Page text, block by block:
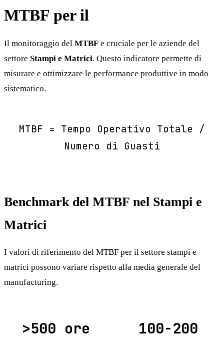
MTBF per il
Il monitoraggio del MTBF e cruciale per le aziende del
settore Stampi e Matrici. Questo indicatore permette di
misurare e ottimizzare le performance produttive in modo
sistematico.
MTBF = Tempo Operativo Totale /
Numero di Guasti
Benchmark del MTBF nel Stampi e
Matrici
I valori di riferimento del MTBF per il settore stampi e
matrici possono variare rispetto alla media generale del
manufacturing.
>500 ore
100-200